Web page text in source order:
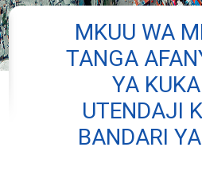
MKUU WA
TANGA
YA
UTENDAJI
BANDARI